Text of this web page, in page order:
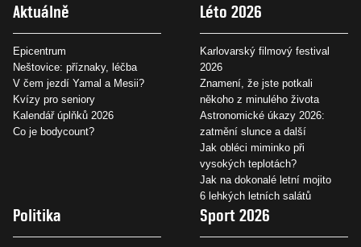
Aktuálně
Epicentrum
Neštovice: příznaky, léčba
V čem jezdí Yamal a Mesii?
Kvízy pro seniory
Kalendář úplňků 2026
Co je bodycount?
Léto 2026
Karlovarský filmový festival
2026
Znamení, že jste potkali
někoho z minulého života
Astronomické úkazy 2026:
zatmění slunce a další
Jak obléci miminko při
vysokých teplotách?
Jak na dokonalé letní mojito
6 lehkých letních salátů
Politika Sport 2026